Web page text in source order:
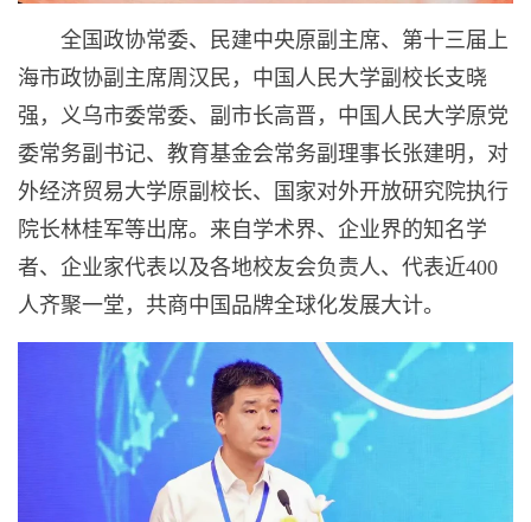
全国政协常委、民建中央原副主席、第十三届上
海市政协副主席周汉民，中国人民大学副校长支晓
强，义乌市委常委、副市长高晋，中国人民大学原党
委常务副书记、教育基金会常务副理事长张建明，对
外经济贸易大学原副校长、国家对外开放研究院执行
院长林桂军等出席。来自学术界、企业界的知名学
者、企业家代表以及各地校友会负责人、代表近400
人齐聚一堂，共商中国品牌全球化发展大计。